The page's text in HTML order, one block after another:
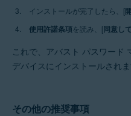
インストールが完了したら、[
使用許諾条項を読み、[同意し
これで、アバスト パスワード
デバイスにインストールされま
その他の推奨事項